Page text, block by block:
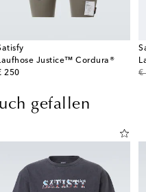
Justice™ Cordura®
250
price
€
gefallen